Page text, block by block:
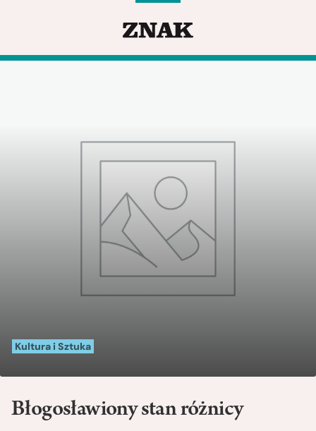
Kultura i Sztuka
Błogosławiony stan różnicy